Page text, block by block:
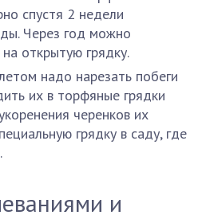
спустя 2 недели
Через год можно
открытую грядку.
надо нарезать побеги
их в торфяные грядки
черенков их
грядку в саду, где
и